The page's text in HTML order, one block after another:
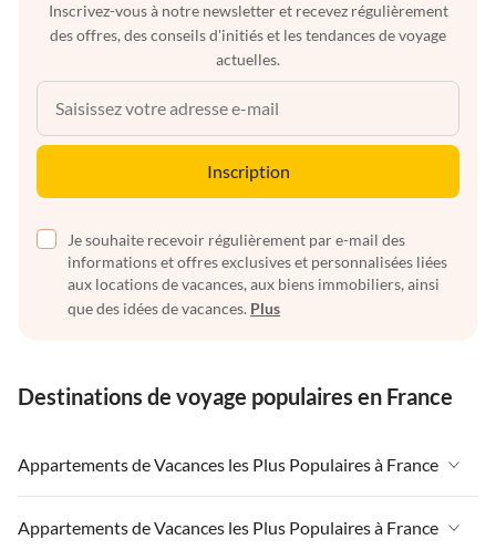
Inscrivez-vous à notre newsletter et recevez régulièrement
des offres, des conseils d'initiés et les tendances de voyage
actuelles.
Inscription
Je souhaite recevoir régulièrement par e-mail des
informations et offres exclusives et personnalisées liées
aux locations de vacances, aux biens immobiliers, ainsi
que des idées de vacances. Plus
Destinations de voyage populaires en France
Appartements de Vacances les Plus Populaires à France
Appartements de Vacances à France
Appartements de Vacances les Plus Populaires à France